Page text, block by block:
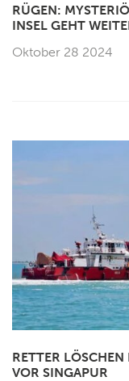
RÜGEN:
INSEL GEHT
Oktober 28 2024
RETTER LÖSCHEN
VOR SINGAPUR